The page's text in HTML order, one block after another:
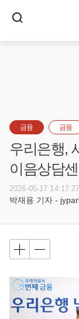
금융 금융
우리은행,
이음상담
2026-05-17 14:17:27
박재용 기자 -